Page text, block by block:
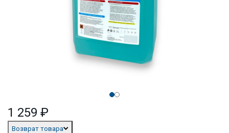
1 259 ₽
Возврат товара